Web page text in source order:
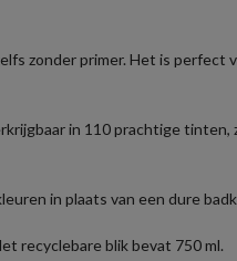
zonder primer. Het is perfect
in 110 prachtige tinten,
in plaats van een dure
recyclebare blik bevat 750 ml.